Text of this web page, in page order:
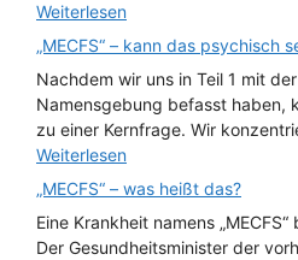
Weiterlesen
„MECFS“ – kann das psychisch
Nachdem wir uns in Teil 1 mit
Namensgebung befasst haben,
zu einer Kernfrage. Wir
Weiterlesen
„MECFS“ – was heißt das?
Eine Krankheit namens
Der Gesundheitsminister der